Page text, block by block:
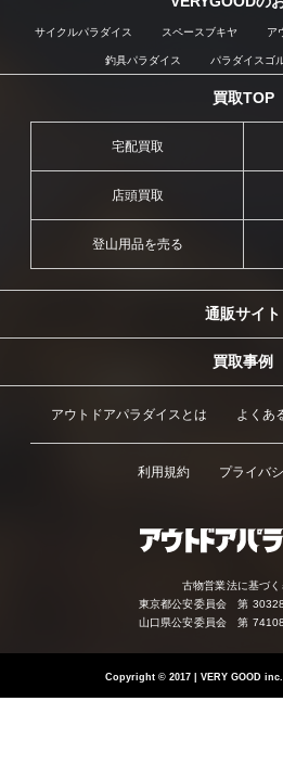
サイクルパラダイス スペースブキヤ ア
釣具パラダイス パラダイスゴ
買取TOP
宅配買取
店頭買取
登山用品を売る
通販サイト
買取事例
アウトドアパラダイスとは よくあ
利用規約 プライバ
古物営業法に基づ
東京都公安委員会 第
山口県公安委員会 第
Copyright ©2017 | VERY GOOD